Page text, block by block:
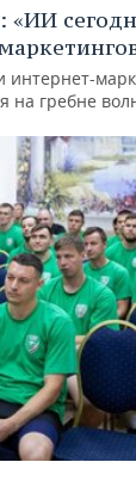
«ИИ
интернет-
на гребне